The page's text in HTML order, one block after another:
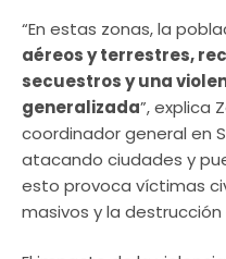
“En estas zonas, la
aéreos y terrestres,
secuestros y una
generalizada”, explica
coordinador general en
atacando ciudades y
esto provoca víctimas
masivos y la